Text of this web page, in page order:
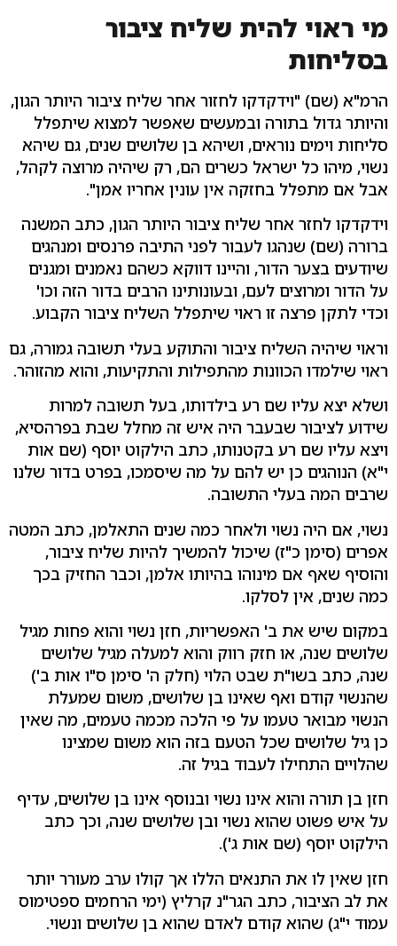
מי ראוי להית שליח ציבור
בסליחות
הרמ"א (שם) "וידקדקו לחזור אחר שליח ציבור היותר הגון,
והיותר גדול בתורה ובמעשים שאפשר למצוא שיתפלל
סליחות וימים נוראים, ושיהא בן שלושים שנים, גם שיהא
נשוי, מיהו כל ישראל כשרים הם, רק שיהיה מרוצה לקהל,
אבל אם מתפלל בחזקה אין עונין אחריו אמן".
וידקדקו לחזר אחר שליח ציבור היותר הגון, כתב המשנה
ברורה (שם) שנהגו לעבור לפני התיבה פרנסים ומנהגים
שיודעים בצער הדור, והיינו דווקא כשהם נאמנים ומגנים
על הדור ומרוצים לעם, ובעונותינו הרבים בדור הזה וכו'
וכדי לתקן פרצה זו ראוי שיתפלל השליח ציבור הקבוע.
וראוי שיהיה השליח ציבור והתוקע בעלי תשובה גמורה, גם
ראוי שילמדו הכוונות מהתפילות והתקיעות, והוא מהזוהר.
ושלא יצא עליו שם רע בילדותו, בעל תשובה למרות
שידוע לציבור שבעבר היה איש זה מחלל שבת בפרהסיא,
ויצא עליו שם רע בקטנותו, כתב הילקוט יוסף (שם אות
י"א) הנוהגים כן יש להם על מה שיסמכו, בפרט בדור שלנו
שרבים המה בעלי התשובה.
נשוי, אם היה נשוי ולאחר כמה שנים התאלמן, כתב המטה
אפרים (סימן כ"ז) שיכול להמשיך להיות שליח ציבור,
והוסיף שאף אם מינוהו בהיותו אלמן, וכבר החזיק בכך
כמה שנים, אין לסלקו.
במקום שיש את ב' האפשריות, חזן נשוי והוא פחות מגיל
שלושים שנה, או חזק רווק והוא למעלה מגיל שלושים
שנה, כתב בשו"ת שבט הלוי (חלק ה' סימן ס"ו אות ב')
שהנשוי קודם ואף שאינו בן שלושים, משום שמעלת
הנשוי מבואר טעמו על פי הלכה מכמה טעמים, מה שאין
כן גיל שלושים שכל הטעם בזה הוא משום שמצינו
שהלויים התחילו לעבוד בגיל זה.
חזן בן תורה והוא אינו נשוי ובנוסף אינו בן שלושים, עדיף
על איש פשוט שהוא נשוי ובן שלושים שנה, וכך כתב
הילקוט יוסף (שם אות ג').
חזן שאין לו את התנאים הללו אך קולו ערב מעורר יותר
את לב הציבור, כתב הגר"נ קרליץ (ימי הרחמים ספטימוס
עמוד י"ג) שהוא קודם לאדם שהוא בן שלושים ונשוי.